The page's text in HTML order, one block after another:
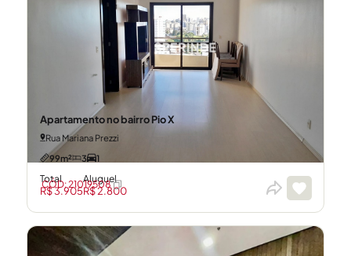
Apartamento no bairro Pio X
Rua Mariana Prezzi
99m²
3 1
Total
R$ 3.905
Aluguel
R$ 2.800
CÓD: 21019508